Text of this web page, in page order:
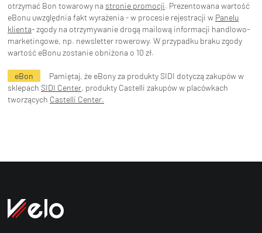
otrzymać Bon towarowy na stronie promocji. Prezentowana wartość
eBonu uwzględnia fakt wyrażenia - w procesie rejestracji w Panelu
klienta- zgody na otrzymywanie drogą mailową informacji handlowo-
marketingowe, np. newsletter rowerowy. W przypadku braku zgody
wartość eBonu zostanie obniżona o 10 zł.
eBon
Pamiętaj, że eBony za produkty SIDI dotyczą zakupów w
sklepach SIDI Center, produkty Castelli zakupów w placówkach
tworzących Castelli Center.